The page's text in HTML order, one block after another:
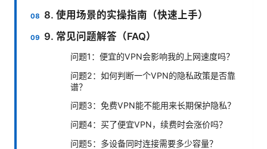
8. 使用场景的实操指南（快速上手）
9. 常见问题解答（FAQ）
问题1：便宜的VPN会影响我的上网速度吗？
问题2：如何判断一个VPN的隐私政策是否靠
谱？
问题3：免费VPN能不能用来长期保护隐私？
问题4：买了便宜VPN，续费时会涨价吗？
问题5：多设备同时连接需要多少容量？